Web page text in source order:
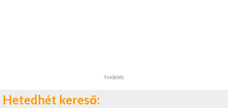
hirdetés
Hetedhét kereső: